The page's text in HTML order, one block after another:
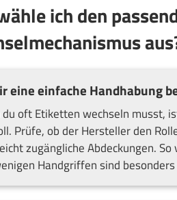
ich den
eine einfache Handhabung
oft Etiketten wechseln musst,
Prüfe, ob der Hersteller den
zugängliche Abdeckungen.
Handgriffen sind